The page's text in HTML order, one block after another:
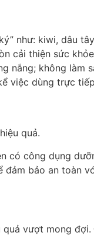
như: kiwi, dâu
cải thiện sức
nắng; không làm
việc dùng trực
quả.
có công dụng
đảm bảo an toàn
quả vượt mong